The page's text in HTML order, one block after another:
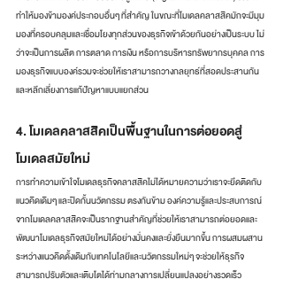
ทำให้มองข้ามองค์ประกอบอื่นๆ ที่สำคัญ ในขณะที่โมเดลคลาสสิคมักจะมีมุม
มองที่ครอบคลุมและเชื่อมโยงทุกส่วนของธุรกิจเข้าด้วยกันอย่างเป็นระบบ ไม่
ว่าจะเป็นการผลิต การตลาด การเงิน หรือการบริหารทรัพยากรบุคคล การ
มองธุรกิจแบบองค์รวมจะช่วยให้เราสามารถวางกลยุทธ์ที่สอดประสานกัน
และหลีกเลี่ยงการแก้ปัญหาแบบแยกส่วน
4. โมเดลคลาสสิคเป็นพื้นฐานในการต่อยอดสู่
โมเดลสมัยใหม่
การทำความเข้าใจโมเดลธุรกิจคลาสสิคไม่ได้หมายความว่าเราจะยึดติดกับ
แนวคิดเดิมๆ และปิดกั้นนวัตกรรม ตรงกันข้าม องค์ความรู้และประสบการณ์
จากโมเดลคลาสสิคจะเป็นรากฐานสำคัญที่ช่วยให้เราสามารถต่อยอดและ
พัฒนาโมเดลธุรกิจสมัยใหม่ได้อย่างมั่นคงและยั่งยืนมากขึ้น การผสมผสาน
ระหว่างแนวคิดดั้งเดิมกับเทคโนโลยีและนวัตกรรมใหม่ๆ จะช่วยให้ธุรกิจ
สามารถปรับตัวและเติบโตได้ท่ามกลางการเปลี่ยนแปลงอย่างรวดเร็ว